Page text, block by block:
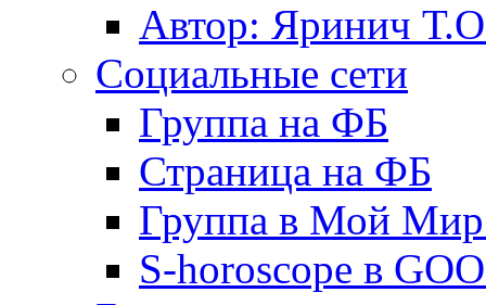
Автор: Яринич
Социальные сети
Группа на ФБ
Страница на ФБ
Группа в Мой
S-horoscope в